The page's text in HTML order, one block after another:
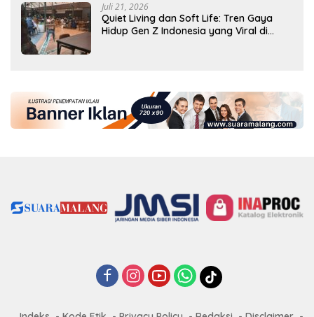
Juli 21, 2026
Quiet Living dan Soft Life: Tren Gaya
Hidup Gen Z Indonesia yang Viral di